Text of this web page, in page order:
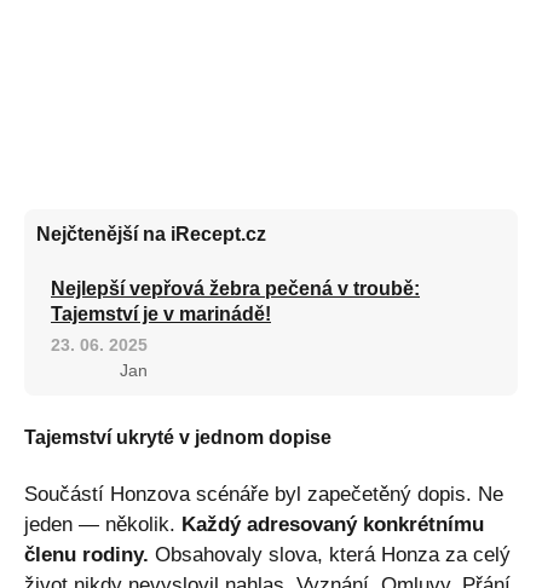
Nejčtenější na iRecept.cz
Nejlepší vepřová žebra pečená v troubě:
Tajemství je v marinádě!
23. 06. 2025
Jan
Tajemství ukryté v jednom dopise
Součástí Honzova scénáře byl zapečetěný dopis. Ne
jeden — několik. Každý adresovaný konkrétnímu
členu rodiny. Obsahovaly slova, která Honza za celý